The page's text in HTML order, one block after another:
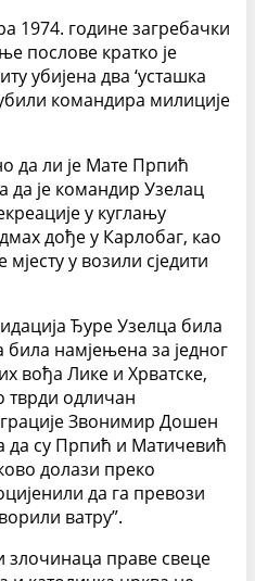
1974. године загребачки
послове кратко је
убијена два ‘усташка
убили командира милиције
да ли је Мате Прпић
да је командир Узелац
у куглању
дође у Карлобаг, као
у возили сједити
Ђуре Узелца била
била намјењена за једног
вођа Лике и Хрватске,
тврди одличан
Звонимир Дошен
да су Прпић и Матичевић
долази преко
да га превози
ватру”.
злочинаца праве свеце